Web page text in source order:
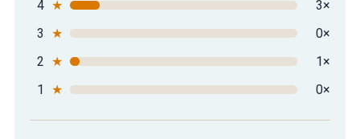
4 ★
3×
3
★
0×
2 ★
1×
1
★ 0×